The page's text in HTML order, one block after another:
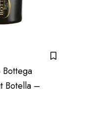
Bottega
Botella –